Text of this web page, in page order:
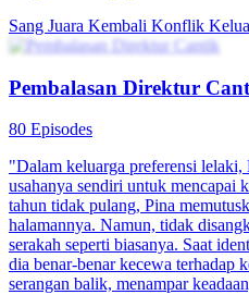
Sang Juara Kembali Konflik
Pembalasan Direktur
80 Episodes
"Dalam keluarga preferensi
usahanya sendiri untuk mencapai
tahun tidak pulang, Pina
halamannya. Namun, tidak
serakah seperti biasanya. Saat
dia benar-benar kecewa terhadap
serangan balik, menampar